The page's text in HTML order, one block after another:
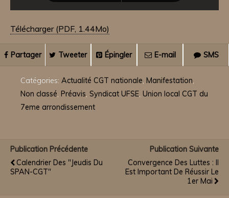
Télécharger (PDF, 1.44Mo)
Partager Tweeter Épingler E-mail SMS
Catégories: Actualité CGT nationale, Manifestation,
Non classé, Préavis, Syndicat UFSE, Union local CGT du
7eme arrondissement
Publication Précédente
Calendrier Des "jeudis Du
SPAN-CGT"
Publication Suivante
Convergence Des Luttes : Il
Est Important De Réussir Le
1er Mai